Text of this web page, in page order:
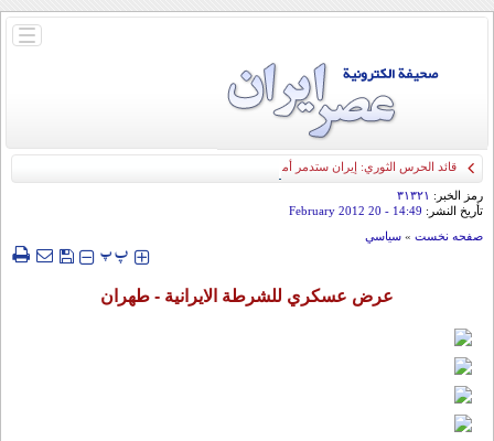
باز
قائد الحرس الثوري: إيران ستدمر أمريكا وإسرائيل والسعودية إذا تجاوزت خطوط طهران
الحمراء
رمز الخبر: ۳۱۳۲۱
تأريخ النشر: 14:49
- 20 February 2012
صفحه نخست » سياسي
‍‍‍ پپ
عرض عسکري للشرطة الایرانیة - طهران